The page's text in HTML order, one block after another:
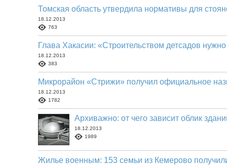
Томская область утвердила нормативы для
18.12.2013
763
Глава Хакасии: «Строительством детсадов
18.12.2013
383
Микрорайон «Стрижи» получил официальное
18.12.2013
1782
Архиважно: от чего зависит облик
18.12.2013
1989
Жилье военным: 153 семьи из Кемерово